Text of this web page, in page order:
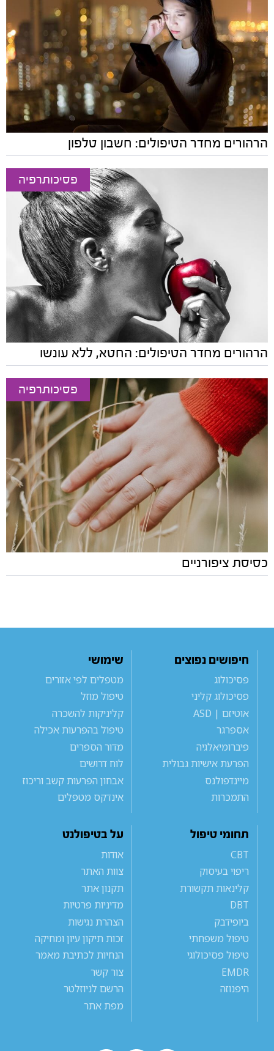
הרהורים מחדר הטיפולים: חשבון טלפון
פסיכותרפיה
הרהורים מחדר הטיפולים: החטא, ללא עונשו
פסיכותרפיה
כסיסת ציפורניים
חיפושים נפוצים
פסיכולוג
פסיכולוג קליני
אוטיזם | ASD
אספרגר
פיברומיאלגיה
הפרעת אישיות גבולית
מיינדפולנס
התמכרות
שימושי
מטפלים לפי אזורים
טיפול מוזל
קליניקות להשכרה
טיפול בהפרעות אכילה
מדור הספרים
לוח דרושים
אבחון הפרעות קשב וריכוז
אינדקס מטפלים
תחומי טיפול
CBT
ריפוי בעיסוק
קלינאות תקשורת
DBT
ביופידבק
טיפול משפחתי
טיפול פסיכולוגי
EMDR
היפנוזה
על בטיפולנט
אודות
צוות האתר
תקנון אתר
מדיניות פרטיות
הצהרת נגישות
זכות תיקון עיון ומחיקה
הנחיות לכתיבת מאמר
צור קשר
הרשם לניוזלטר
מפת אתר